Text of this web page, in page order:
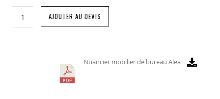
AJOUTER AU DEVIS
Nuancier mobilier de bureau Alea